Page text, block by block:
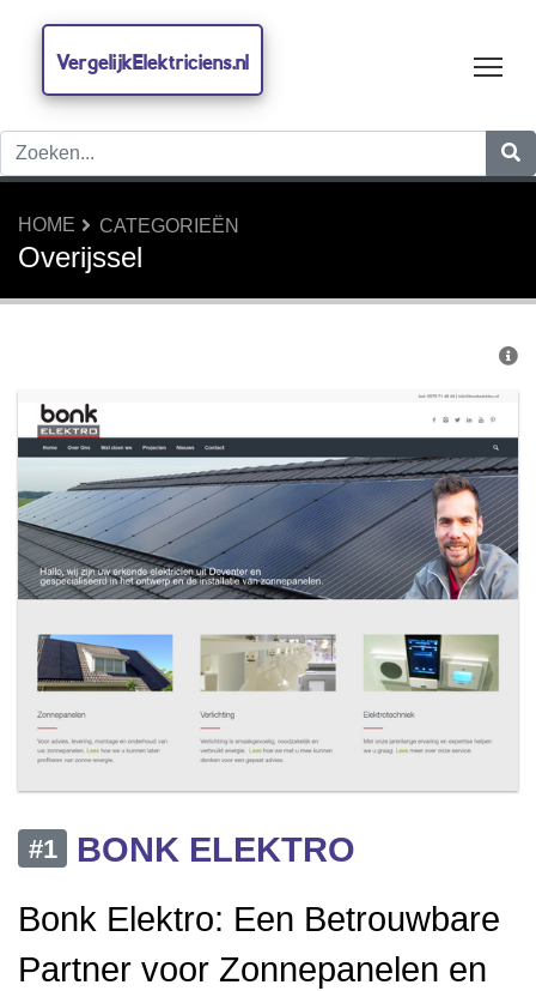
VergelijkElektriciens.nl
HOME CATEGORIEËN
Overijssel
#1
BONK ELEKTRO
Bonk Elektro: Een Betrouwbare
Partner voor Zonnepanelen en